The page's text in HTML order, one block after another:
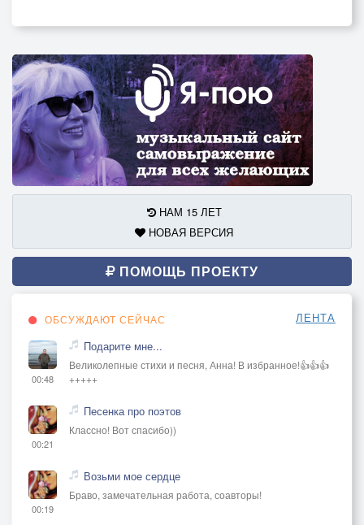
НАМ 15 ЛЕТ
НОВАЯ ВЕРСИЯ
ПОМОЩЬ ПРОЕКТУ
ОБСУЖДАЮТ СЕЙЧАС ЛЕНТА
00:48
Подарите мне...
Великолепные стихи и песня, Анна! В избранное!👍👍👍
+++++
00:21
Песенка про поэтов
Классно! Вот спасибо))
00:19
Возьми мое сердце
Браво, замечательная работа, соавторы!